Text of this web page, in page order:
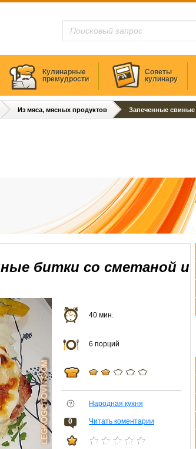
Кулинарные
премудрости
Советы
кулинару
Из мяса, мясных продуктов Запеченные
битки со сметаной и
40 мин.
6 порций
Народная кухня
0 Читать коментарии